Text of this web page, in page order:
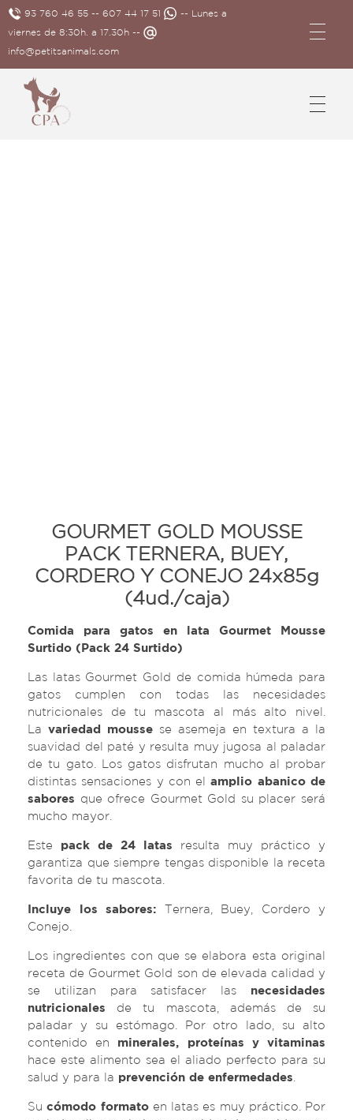
93 760 46 55 -- 607 44 17 51 -- Lunes a
viernes de 8:30h. a 17.30h --
info@petitsanimals.com
GOURMET GOLD MOUSSE
PACK TERNERA, BUEY,
CORDERO Y CONEJO 24x85g
(4ud./caja)
Comida para gatos en lata Gourmet Mousse
Surtido (Pack 24 Surtido)
Las latas Gourmet Gold de comida húmeda para
gatos cumplen con todas las necesidades
nutricionales de tu mascota al más alto nivel.
La variedad mousse se asemeja en textura a la
suavidad del paté y resulta muy jugosa al paladar
de tu gato. Los gatos disfrutan mucho al probar
distintas sensaciones y con elamplio abanico de
sabores que ofrece Gourmet Gold su placer será
mucho mayor.
Este pack de 24 latas resulta muy práctico y
garantiza que siempre tengas disponible la receta
favorita de tu mascota.
Incluye los sabores:
Ternera, Buey, Cordero y
Conejo.
Los ingredientes con que se elabora esta original
receta de Gourmet Gold son de elevada calidad y
se utilizan para satisfacer las necesidades
nutricionales de tu mascota, además de su
paladar y su estómago. Por otro lado, su alto
contenido en minerales, proteínas y vitaminas
hace este alimento sea el aliado perfecto para su
salud y para la prevención de enfermedades
Sucómodo formatoen latas es muy práctico. Por